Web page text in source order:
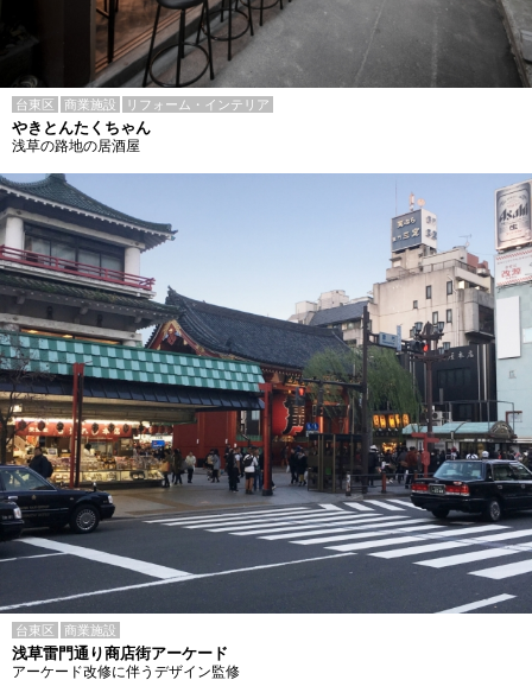
台東区 商業施設 リフォーム・インテリア
やきとんたくちゃん
浅草の路地の居酒屋
台東区 商業施設
浅草雷門通り商店街アーケード
アーケード改修に伴うデザイン監修